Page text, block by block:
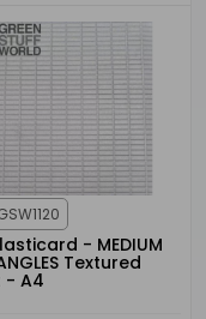
- MEDIUM
Textured
- A4